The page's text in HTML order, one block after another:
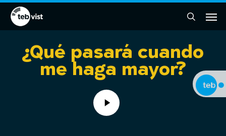
Skip
main
cercar
¿Qué pasará cuando
me haga mayor?
Play
Video